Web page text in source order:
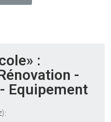
:
-
Equipement